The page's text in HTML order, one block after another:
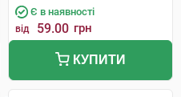
Є в наявності
від 59.00 грн
КУПИТИ